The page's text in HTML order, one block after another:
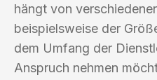
hängt von
beispielsweise der
dem Umfang der
Anspruch nehmen